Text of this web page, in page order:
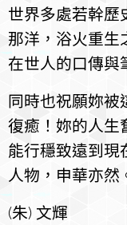
世界多處若幹歷
那洋，浴火重生
在世人的口傳與
同時也祝願妳被
復癒！妳的人生
能行穩致遠到現
人物，申華亦然
(朱) 文輝